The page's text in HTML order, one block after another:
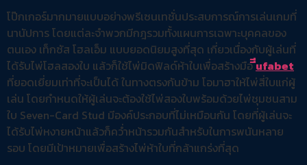
โป๊กเกอร์มากมายแบบอย่างพรีเซนเทชั่นประสบการณ์การเล่นเกมที่
นานัปการ โดยแต่ละจำพวกมีกฎรวมทั้งแผนการเฉพาะบุคคลของ
ตนเอง เท็กซัส โฮลเอ็ม แบบยอดนิยมสูงที่สุด เกี่ยวเนื่องกับผู้เล่นที่
ได้รับไพ่โฮลสองใบ แล้วก็ใช้ไพ่มิดฟิลด์ห้าใบเพื่อสร้างมือีีufabet
ที่ยอดเยี่ยมเท่าที่จะเป็นได้ ในทางตรงกันข้าม โอมาฮาให้ไพ่สี่ใบแก่ผู้
เล่น โดยกำหนดให้ผู้เล่นจะต้องใช้ไพ่สองใบพร้อมด้วยไพ่ชุมชนสาม
ใบ Seven-Card Stud มีองค์ประกอบที่ไม่เหมือนกัน โดยที่ผู้เล่นจะ
ได้รับไพ่หงายหน้าแล้วก็คว่ำหน้ารวมกันสำหรับในการพนันหลาย
รอบ โดยมีเป้าหมายเพื่อสร้างไพ่ห้าใบที่กล้าแกร่งที่สุด